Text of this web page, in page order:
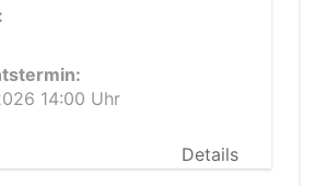
14:00 Uhr
Details